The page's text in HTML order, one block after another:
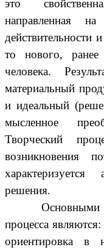
это
направленная
действительности
то нового,
человека.
материальный
и идеальный
мысленное
Творческий
возникновения
решения.
Основными
процесса
ориентировка в